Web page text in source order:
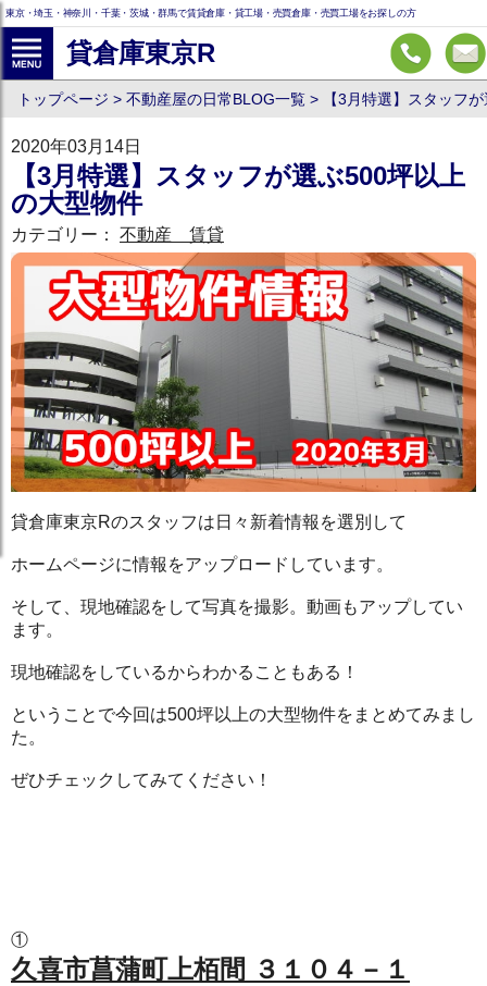
東京・埼玉・神奈川・千葉・茨城・群馬で賃貸倉庫・貸工場・売買倉庫・売買工場をお探しの方
貸倉庫東京R
トップページ 不動産屋の日常BLOG一覧 【3月特選】スタッフ
2020年03月14日
【3月特選】スタッフが選ぶ500坪以上
の大型物件
カテゴリー： 不動産 賃貸
貸倉庫東京Rのスタッフは日々新着情報を選別して
ホームページに情報をアップロードしています。
そして、現地確認をして写真を撮影。動画もアップしてい
ます。
現地確認をしているからわかることもある！
ということで今回は500坪以上の大型物件をまとめてみまし
た。
ぜひチェックしてみてください！
①
久喜市菖蒲町上栢間 ３１０４－１